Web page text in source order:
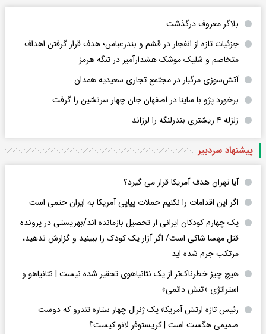
بلاگر معروف درگذشت
جزئیات تازه از انفجار در قشم و بندرعباس؛ هدف قرار گرفتن اهداف
متخاصم و شلیک موشک هشدارآمیز در تنگه هرمز
آتش‌سوزی مرگبار در مجتمع تجاری سعیدیه همدان
برخورد پژو با ساینا در اصفهان جان چهار سرنشین را گرفت
زلزله ۴ ریشتری بندرلنگه را لرزاند
پیشنهاد سردبیر
آیا تهران هدف آمریکا قرار می گیرد؟
اگر این اقدامات را نکنیم حملات پیاپی آمریکا به ایران حتمی است
یک چهارم کودکان ایرانی از تحصیل بازمانده اند/بهزیستی در پرونده
قتل مهسا شاکی است/ اگر آزار یک کودک را ببینید و گزارش ندهید،
مرتکب جرم شده اید
هیچ چیز خطرناک‌تر از یک نتانیاهوی تحقیر شده نیست | نتانیاهو و
استراتژی «تنش دائمی»
رئیس تازه ارتش آمریکا؛ یک ژنرال چهار ستاره تندرو که دوست
صمیمی هگست است | کریستوفر لانو کیست؟